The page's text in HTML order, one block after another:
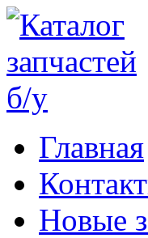
Главная
Новые